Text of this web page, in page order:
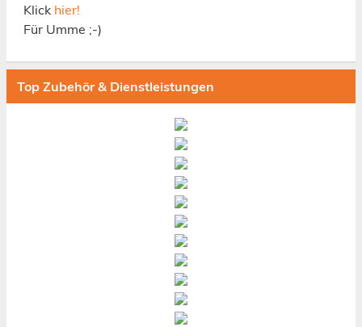
Klick hier!
Für Umme ;-)
Top Zubehör & Dienstleistungen